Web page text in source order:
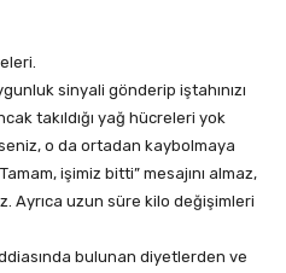
sinyali gönderip iştahınızı
takıldığı yağ hücreleri yok
o da ortadan kaybolmaya
işimiz bitti” mesajını almaz,
Ayrıca uzun süre kilo değişimleri
iddiasında bulunan diyetlerden ve